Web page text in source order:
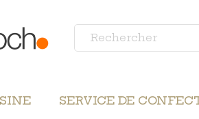
SERVICE DE